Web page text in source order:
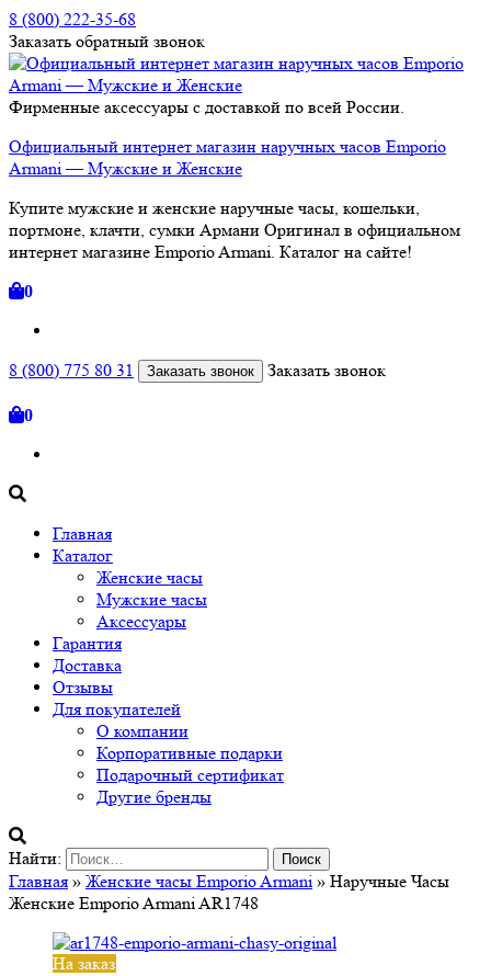
8 (800) 222-35-68
Заказать обратный звонок
Фирменные аксессуары с доставкой по всей России.
Официальный интернет магазин наручных часов Emporio
Armani — Мужские и Женские
Купите мужские и женские наручные часы, кошельки,
портмоне, клачти, сумки Армани Оригинал в официальном
интернет магазине Emporio Armani. Каталог на сайте!
0
8 (800) 775 80 31 Заказать звонок Заказать звонок
0
Главная
Каталог
Женские часы
Мужские часы
Аксессуары
Гарантия
Доставка
Отзывы
Для покупателей
О компании
Корпоративные подарки
Подарочный сертификат
Другие бренды
Найти:
Главная » Женские часы Emporio Armani » Наручные Часы
Женские Emporio Armani AR1748
На заказ